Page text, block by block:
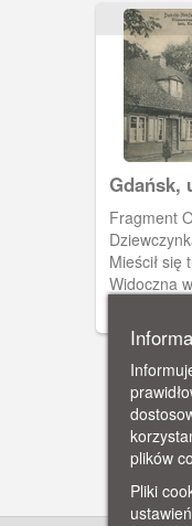
Gdańsk,
Nowym
Fragment
Mieścił się
Widoczna
plików
Pliki